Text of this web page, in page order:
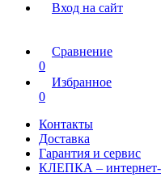
Вход на сайт
Сравнение
0
Избранное
0
Контакты
Доставка
Гарантия и сервис
КЛЕПКА – интернет-